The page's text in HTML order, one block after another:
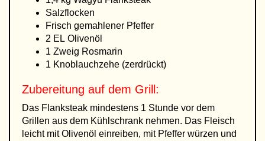
Salzflocken
Frisch gemahlener Pfeffer
2 EL Olivenöl
1 Zweig Rosmarin
1 Knoblauchzehe (zerdrückt)
Zubereitung auf dem Grill:
Das Flanksteak mindestens 1 Stunde vor dem
Grillen aus dem Kühlschrank nehmen. Das Fleisch
leicht mit Olivenöl einreiben, mit Pfeffer würzen und